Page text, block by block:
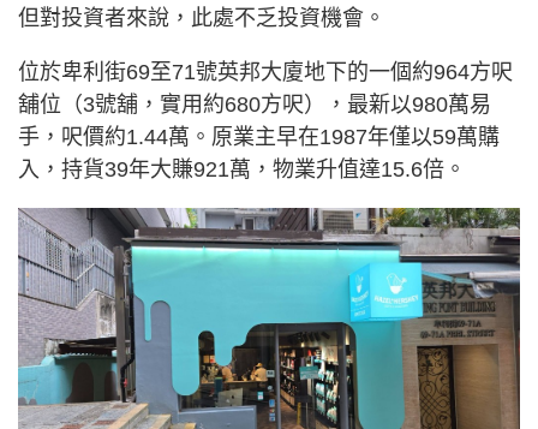
但對投資者來說，此處不乏投資機會。
位於卑利街69至71號英邦大廈地下的一個約964方呎
舖位（3號舖，實用約680方呎），最新以980萬易
手，呎價約1.44萬。原業主早在1987年僅以59萬購
入，持貨39年大賺921萬，物業升值達15.6倍。